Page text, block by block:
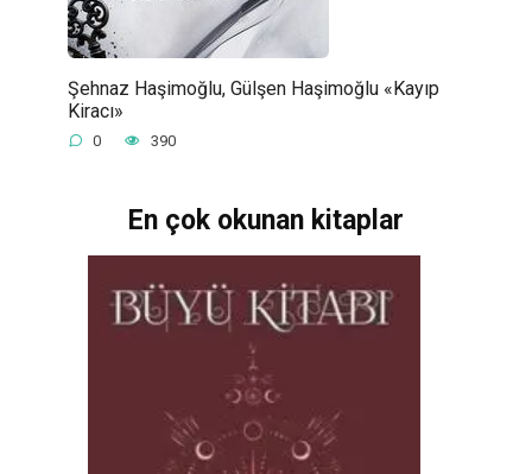
Şehnaz Haşimoğlu, Gülşen Haşimoğlu «Kayıp
Kiracı»
0 390
En çok okunan kitaplar